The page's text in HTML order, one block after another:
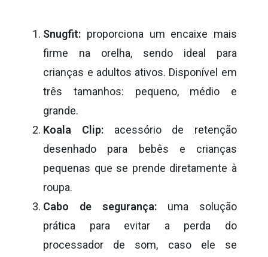
Snugfit: proporciona um encaixe mais
firme na orelha, sendo ideal para
crianças e adultos ativos. Disponível em
três tamanhos: pequeno, médio e
grande.
Koala Clip:acessório de retenção
desenhado para bebês e crianças
pequenas que se prende diretamente à
roupa.
Cabo de segurança: uma solução
prática para evitar a perda do
processador de som, caso ele se